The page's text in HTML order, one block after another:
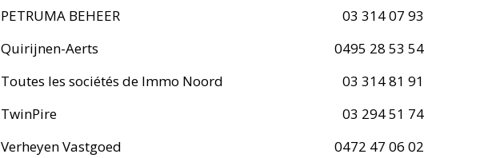
PETRUMA BEHEER
03 314 07 93
Quirijnen-Aerts
0495 28 53 54
Toutes les sociétés de Immo Noord
03 314 81 91
TwinPire
03 294 51 74
Verheyen Vastgoed
0472 47 06 02